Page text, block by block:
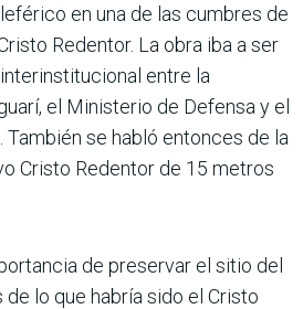
en una de las cumbres de
Redentor. La obra iba a ser
entre la
el Ministerio de Defensa y el
También se habló entonces de la
Cristo Reden­tor de 15 metros
de preservar el sitio del
lo que habría sido el Cristo